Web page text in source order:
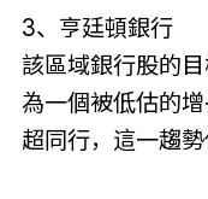
3、亨廷頓銀行
該區域銀行股的
為一個被低估的
超同行，這一趨勢